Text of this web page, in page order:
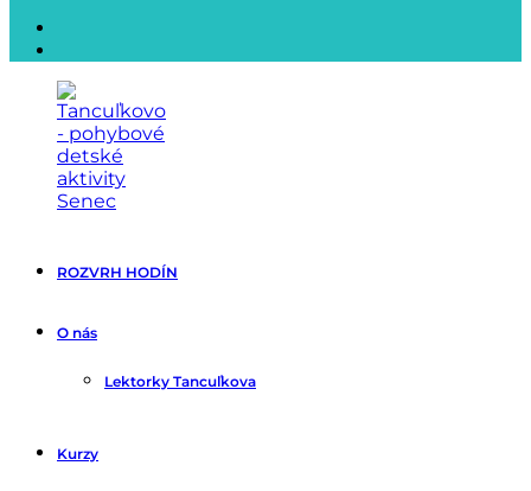
Tancuľkovo
pohybové
kurzy
pre
ROZVRH HODÍN
O nás
Lektorky Tancuľkova
Kurzy